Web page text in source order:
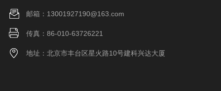
邮箱：13001927190@163.com
传真：86-010-63726221
地址：北京市丰台区星火路10号建科兴达大厦